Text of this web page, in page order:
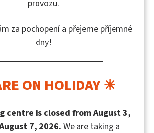
Významné atributy
orientace
v segmentu malých
Kozubíková, Ludmila
– 24. z 25 výsledků
provozu.
za pochopení a přejeme příjemné
dny!
ON HOLIDAY ☀
centre is closed from August 3,
7, 2026. We are taking a